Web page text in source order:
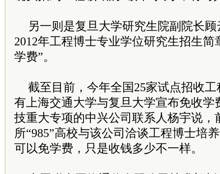
另一则是复旦大学研究生院副院长
2012年工程博士专业学位研究生招生简
学费”。
截至目前，今年全国25家试点招收
有上海交通大学与复旦大学宣布免收学
技重大专项的中兴公司联系人杨宇说，
所“985”高校与该公司洽谈工程博士培
可以免学费，只是收钱多少不一样。